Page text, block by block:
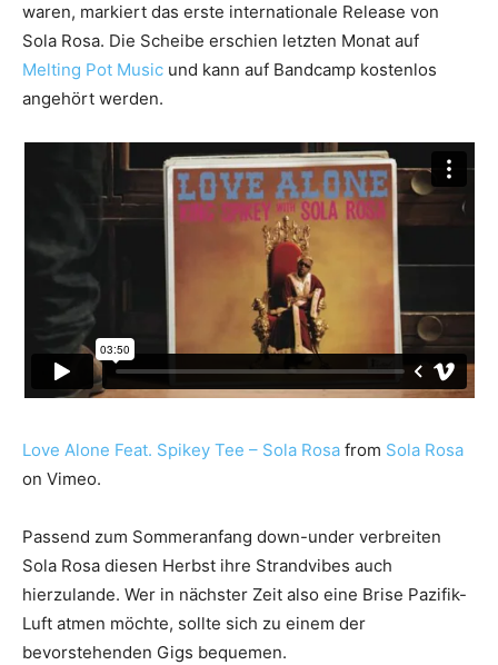
waren, markiert das erste internationale Release von
Sola Rosa. Die Scheibe erschien letzten Monat auf
Melting Pot Music und kann auf Bandcamp kostenlos
angehört werden.
Love Alone Feat. Spikey Tee – Sola Rosa from Sola Rosa
on Vimeo.
Passend zum Sommeranfang down-under verbreiten
Sola Rosa diesen Herbst ihre Strandvibes auch
hierzulande. Wer in nächster Zeit also eine Brise Pazifik-
Luft atmen möchte, sollte sich zu einem der
bevorstehenden Gigs bequemen.